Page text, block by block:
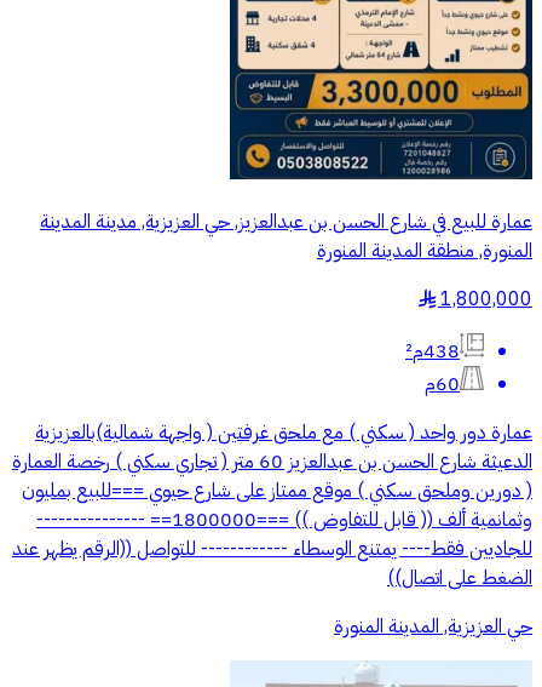
عمارة للبيع في شارع الحسن بن عبدالعزيز, حي العزيزية, مدينة المدينة
المنورة, منطقة المدينة المنورة
1,800,000
§
438م²
60م
عمارة دور واحد ( سكني ) مع ملحق غرفتين ( واجهة شمالية)بالعزيزية
الدعيثة شارع الحسن بن عبدالعزيز 60 متر ( تجاري سكني ) رخصة العمارة
( دورين وملحق سكني ) موقع ممتاز على شارع حيوي ===للبيع بمليون
وثمانمية ألف (( قابل للتفاوض )) ===1800000== ---------------
للجاديين فقط---- يمتنع الوسطاء ------------ للتواصل ((الرقم يظهر عند
الضغط على اتصال))
حي العزيزية, المدينة المنورة